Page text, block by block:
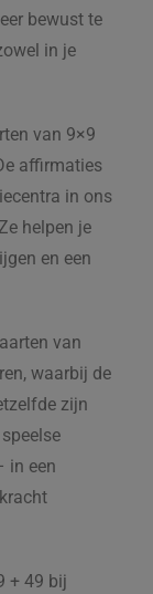
bewust te
in je
van 9×9
affirmaties
in ons
helpen je
en een
van
waarbij de
zijn
in een
+ 49 bij